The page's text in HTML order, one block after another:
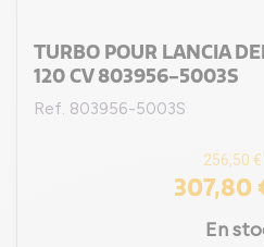
TURBO POUR LANCIA
120 CV 803956-5003S
Ref. 803956-5003S
256,50 €
307,80
En